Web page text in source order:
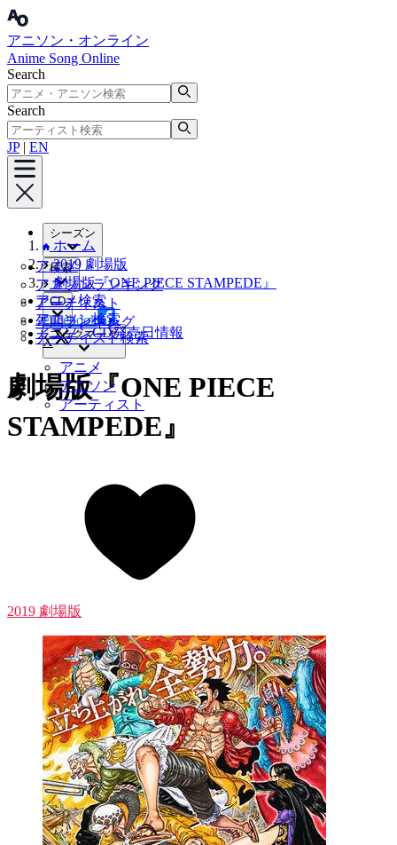
アニソン・オンライン
Anime Song Online
Search
Search
JP| EN
シーズン
アニメ
アニソンランキング
アーティスト
年間ランキング
検索
アニメ検索
アニソン検索
アーティスト検索
CD
アニソンCD発売日情報
ブックマーク
アニメ
アニソン
アーティスト
ホーム
2019 劇場版
劇場版『ONE PIECE STAMPEDE』
Facebook
X
劇場版『ONE PIECE
STAMPEDE』
2019 劇場版